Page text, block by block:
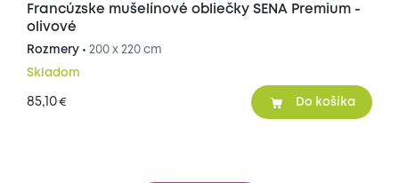
Francúzske mušelínové obliečky SENA Premium -
olivové
Rozmery • 200 x 220 cm
Skladom
85,10€ Do košíka